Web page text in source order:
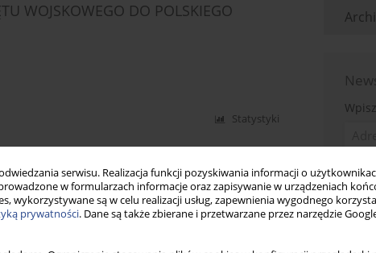
serwisu. Realizacja funkcji pozyskiwania informacji o
w formularzach informacje oraz zapisywanie w urządzeniach
wykorzystywane są w celu realizacji usług, zapewnienia wygodnego
prywatności. Dane są także zbierane i przetwarzane przez narzędzie
WOJSKOWEGO DO POLSKIEGO
Statystyki